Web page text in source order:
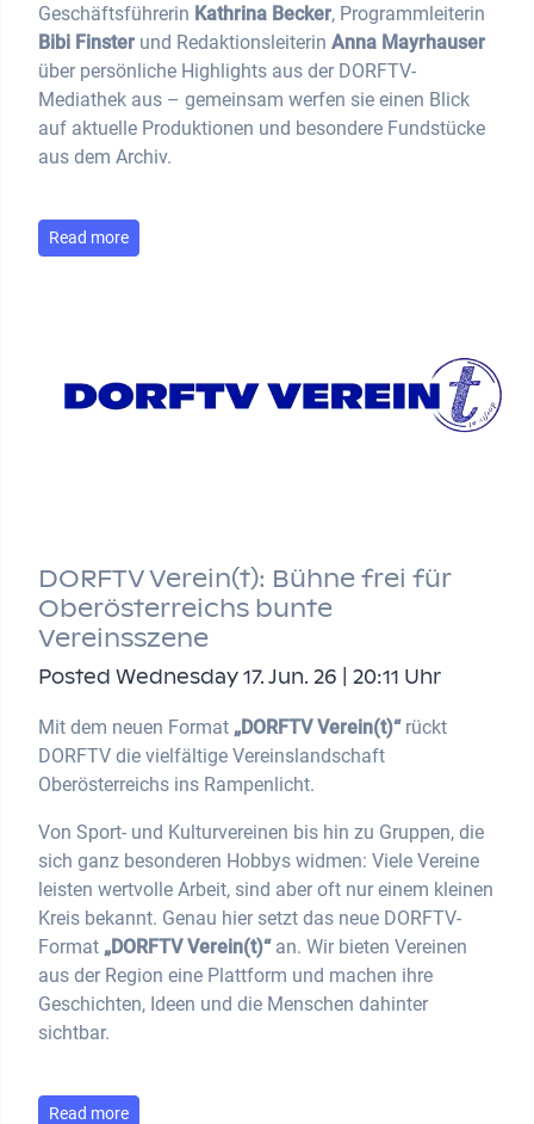
Geschäftsführerin Kathrina Becker, Programmleiterin
Bibi Finster und Redaktionsleiterin Anna Mayrhauser
über persönliche Highlights aus der DORFTV-
Mediathek aus – gemeinsam werfen sie einen Blick
auf aktuelle Produktionen und besondere Fundstücke
aus dem Archiv.
Read more
DORFTV Verein(t): Bühne frei für
Oberösterreichs bunte
Vereinsszene
Posted Wednesday 17. Jun. 26 | 20:11 Uhr
Mit dem neuen Format „DORFTV Verein(t)“rückt
DORFTV die vielfältige Vereinslandschaft
Oberösterreichs ins Rampenlicht.
Von Sport- und Kulturvereinen bis hin zu Gruppen, die
sich ganz besonderen Hobbys widmen: Viele Vereine
leisten wertvolle Arbeit, sind aber oft nur einem kleinen
Kreis bekannt. Genau hier setzt das neue DORFTV-
Format „DORFTV Verein(t)“an. Wir bieten Vereinen
aus der Region eine Plattform und machen ihre
Geschichten, Ideen und die Menschen dahinter
sichtbar.
Read more